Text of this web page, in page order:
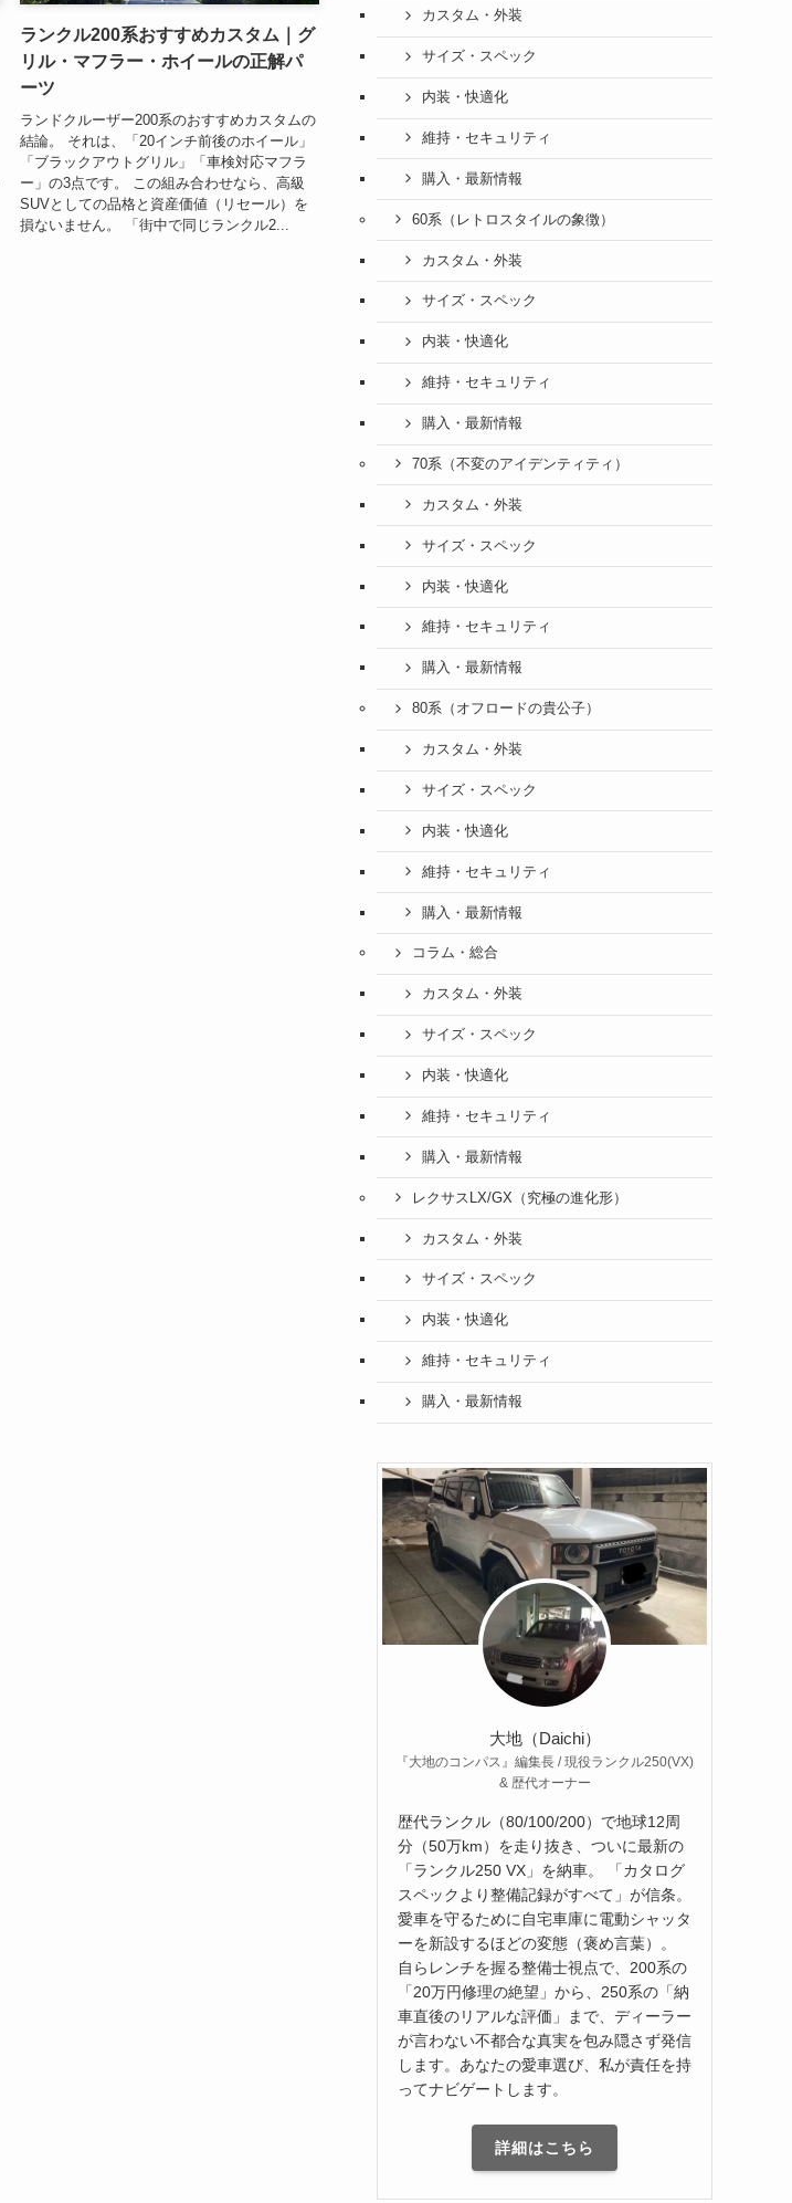
ランクル200系おすすめカスタム｜グ
リル・マフラー・ホイールの正解パ
ーツ
ランドクルーザー200系のおすすめカスタムの
結論。 それは、「20インチ前後のホイール」
「ブラックアウトグリル」「車検対応マフラ
ー」の3点です。 この組み合わせなら、高級
SUVとしての品格と資産価値（リセール）を
損ないません。 「街中で同じランクル2...
カスタム・外装
サイズ・スペック
内装・快適化
維持・セキュリティ
購入・最新情報
60系（レトロスタイルの象徴）
カスタム・外装
サイズ・スペック
内装・快適化
維持・セキュリティ
購入・最新情報
70系（不変のアイデンティティ）
カスタム・外装
サイズ・スペック
内装・快適化
維持・セキュリティ
購入・最新情報
80系（オフロードの貴公子）
カスタム・外装
サイズ・スペック
内装・快適化
維持・セキュリティ
購入・最新情報
コラム・総合
カスタム・外装
サイズ・スペック
内装・快適化
維持・セキュリティ
購入・最新情報
レクサスLX/GX（究極の進化形）
カスタム・外装
サイズ・スペック
内装・快適化
維持・セキュリティ
購入・最新情報
大地（Daichi）
『大地のコンパス』編集長 / 現役ランクル250(VX)
& 歴代オーナー
歴代ランクル（80/100/200）で地球12周
分（50万km）を走り抜き、ついに最新の
「ランクル250 VX」を納車。 「カタログ
スペックより整備記録がすべて」が信条。
愛車を守るために自宅車庫に電動シャッタ
ーを新設するほどの変態（褒め言葉）。
自らレンチを握る整備士視点で、200系の
「20万円修理の絶望」から、250系の「納
車直後のリアルな評価」まで、ディーラー
が言わない不都合な真実を包み隠さず発信
します。あなたの愛車選び、私が責任を持
ってナビゲートします。
詳細はこちら